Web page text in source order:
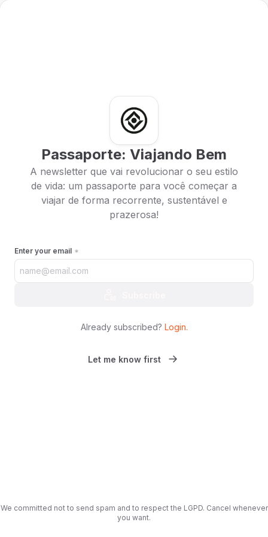
Passaporte: Viajando Bem
A newsletter que vai revolucionar o seu estilo
de vida: um passaporte para você começar a
viajar de forma recorrente, sustentável e
prazerosa!
Enter your email
Already subscribed? Login.
Let me know first
We committed not to send spam and to respect the LGPD. Cancel whenever
you want.